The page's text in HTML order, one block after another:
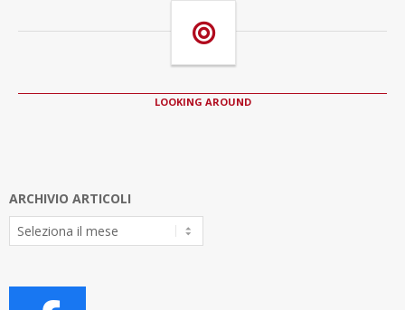
LOOKING AROUND
ARCHIVIO ARTICOLI
Archivio
Articoli